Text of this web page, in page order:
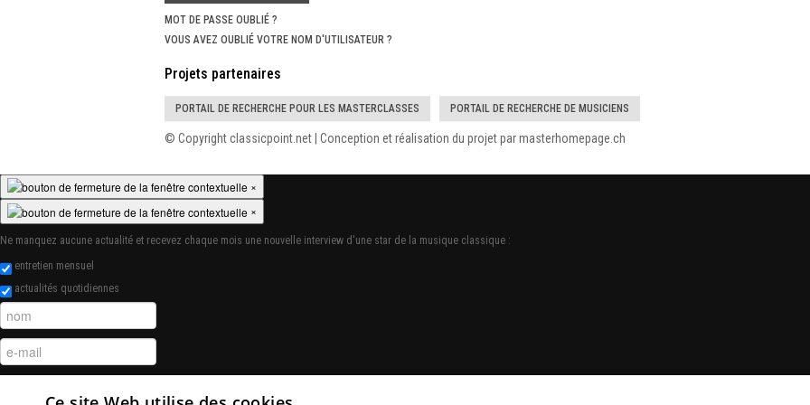
MOT DE PASSE OUBLIÉ ?
VOUS AVEZ OUBLIÉ VOTRE NOM D'UTILISATEUR ?
Projets partenaires
PORTAIL DE RECHERCHE POUR LES MASTERCLASSES PORTAIL DE RECHERCHE DE MUSICIENS
© Copyright classicpoint.net | Conception et réalisation du projet par masterhomepage.ch
×
×
Ne manquez aucune actualité et recevez chaque mois une nouvelle interview d'une star de la musique classique :
entretien mensuel
actualités quotidiennes